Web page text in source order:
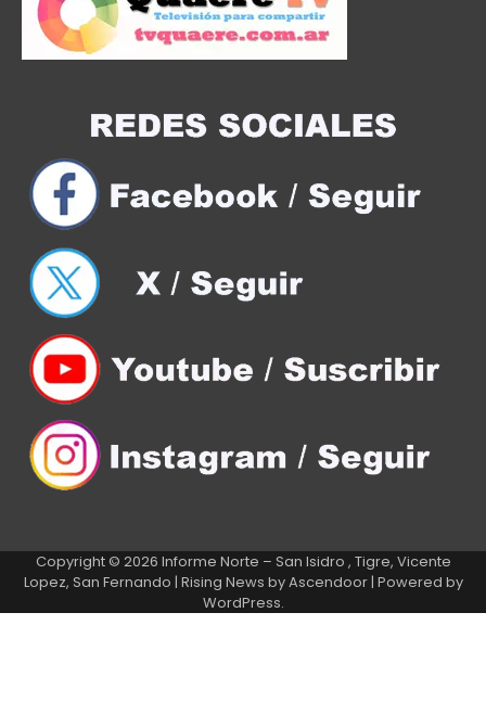
Copyright © 2026 Informe Norte – San Isidro , Tigre, Vicente
Lopez, San Fernando | Rising News byAscendoor| Powered by
WordPress.